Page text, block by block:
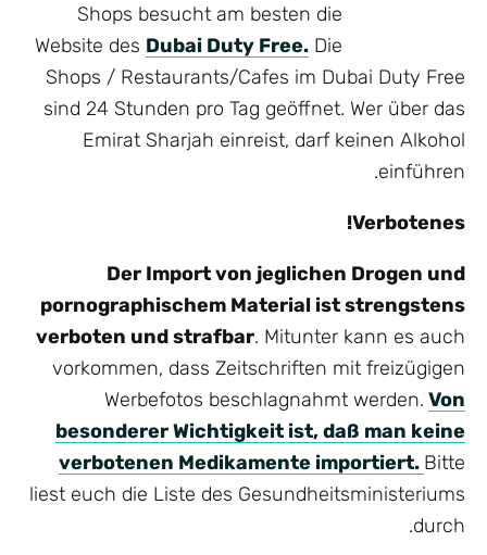
Shops besucht am besten die
Website des Dubai Duty Free. Die
Shops / Restaurants/Cafes im Dubai Duty Free
sind 24 Stunden pro Tag geöffnet. Wer über das
Emirat Sharjah einreist, darf keinen Alkohol
einführen.
Verbotenes!
Der Import von jeglichen Drogen und
pornographischem Material ist strengstens
verboten und strafbar. Mitunter kann es auch
vorkommen, dass Zeitschriften mit freizügigen
Werbefotos beschlagnahmt werden. Von
besonderer Wichtigkeit ist, daß man keine
verbotenen Medikamente importiert. Bitte
liest euch die Liste des Gesundheitsministeriums
durch.